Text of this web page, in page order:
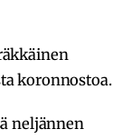
koronnostoa.
neljännen